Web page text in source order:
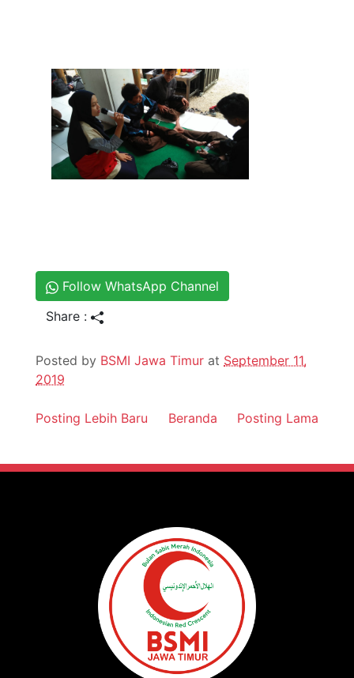
Follow WhatsApp Channel
Share :
Posted by BSMI Jawa Timur at September 11,
2019
Posting Lebih Baru Posting Lama
Beranda